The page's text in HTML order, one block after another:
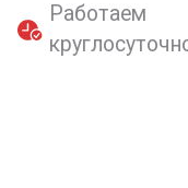
Работаем